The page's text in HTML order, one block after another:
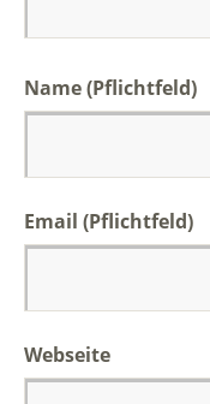
Name (Pflichtfeld)
Email (Pflichtfeld)
Webseite